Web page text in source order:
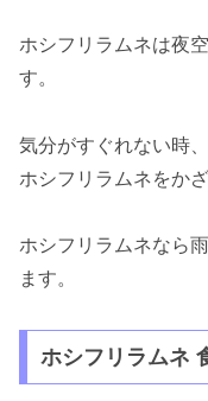
ホシフリラムネは夜
す。
気分がすぐれない時
ホシフリラムネをか
ホシフリラムネなら
ます。
ホシフリラムネ